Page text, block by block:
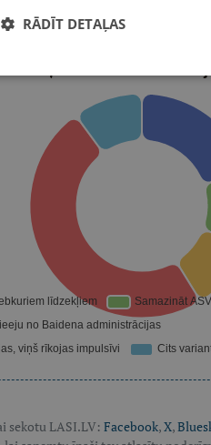
mērķi attiecībā uz
sekotu LASI.LV: Facebook,X,
RĀDĪT DETAĻAS